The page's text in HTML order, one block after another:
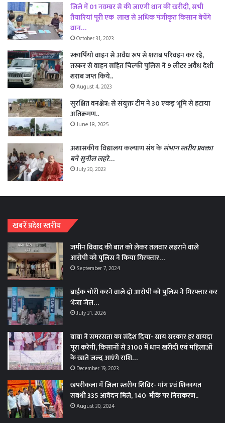
जिले में 01 नवम्बर से की जाएगी धान की खरीदी, सभी
तैयारियां पूरी एक लाख से अधिक पंजीकृत किसान बेचेंगे
धान…
October 31, 2023
स्कार्पियो वाहन से अवैध रूप से शराब परिवहन कर रहे,
तस्कर से वाहन सहित चिल्फी पुलिस ने 9 लीटर अवैध देशी
शराब जप्त किये..
August 4, 2023
सुरक्षित वनक्षेत्र: से संयुक्त टीम ने 30 एकड़ भूमि से हटाया
अतिक्रमण..
June 18, 2025
अशासकीय विद्यालय कल्याण संघ केसंभाग स्तरीय प्रवक्ता
बनेसुनील लहरे…
July 30, 2023
खबरें प्रदेश स्तरीय
जमीन विवाद की बात को लेकर तलवार लहराने वाले
आरोपी को पुलिस ने किया गिरफ्तार…
September 7, 2024
बाईक चोरी करने वाले दो आरोपी को पुलिस ने गिरफ्तार कर
भेजा जेल…
July 31, 2026
बाबा ने समरसता का संदेश दिया- साय सरकार हर वायदा
पूरा करेगी, किसानों से 3100 में धान खरीदी एवं महिलाओं
के खाते जल्द आएंगे राशि…
December 19, 2023
खपरीकला में जिला स्तरीय शिविर- मांग एवं शिकायत
संबंधी 335 आवेदन मिले, 140 मौके पर निराकरण..
August 30, 2024